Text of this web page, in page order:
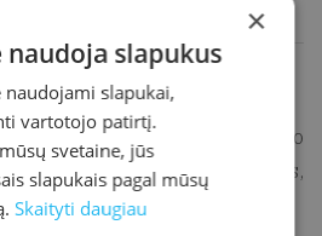
Juozas. 1831 m. sukilimo
apylinkėj. Gimtasai kraštas,
316.
×
naudoja slapukus
naudojami slapukai,
vartotojo patirtį.
svetaine, jūs
slapukais pagal mūsų
Skaityti daugiau